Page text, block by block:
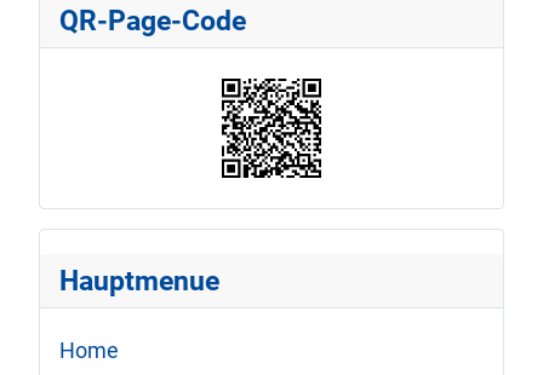
QR-Page-Code
Hauptmenue
Home